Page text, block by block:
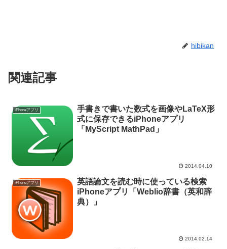
hibikan
関連記事
iPhoneアプリ
手書きで書いた数式を画像やLaTeX形
式に保存できるiPhoneアプリ
「MyScript MathPad」
2014.04.10
iPhoneアプリ
英語論文を読む時に使っている検索
iPhoneアプリ「Weblio辞書（英和辞
典）」
2014.02.14